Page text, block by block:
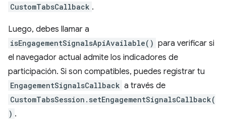
CustomTabsCallback .
Luego, debes llamar a
isEngagementSignalsApiAvailable() para verificar si
el navegador actual admite los indicadores de
participación. Si son compatibles, puedes registrar tu
EngagementSignalsCallback a través de
CustomTabsSession.setEngagementSignalsCallback(
) .